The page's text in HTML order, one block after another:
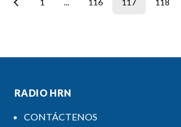
RADIO HRN
CONTÁCTENOS